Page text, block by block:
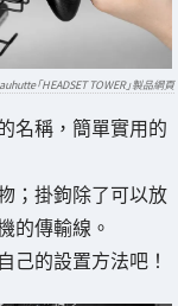
「HEADSET TOWER」製品網頁
名稱，簡單實用的
；掛鉤除了可以放
的傳輸線。
己的設置方法吧！